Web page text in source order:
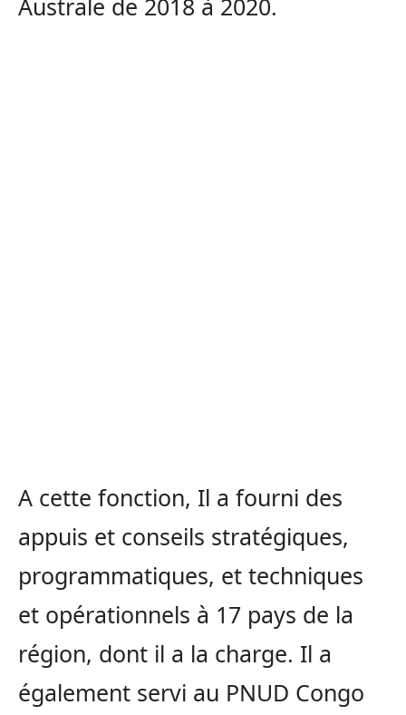
Australe de 2018 à 2020.
A cette fonction, Il a fourni des
appuis et conseils stratégiques,
programmatiques, et techniques
et opérationnels à 17 pays de la
région, dont il a la charge. Il a
également servi au PNUD Congo